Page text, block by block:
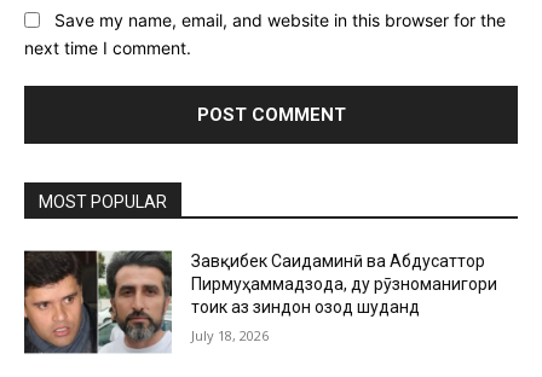
Save my name, email, and website in this browser for the
next time I comment.
MOST POPULAR
Завқибек Саидаминӣ ва Абдусаттор
Пирмуҳаммадзода, ду рӯзноманигори
тоҷик аз зиндон озод шуданд
July 18, 2026